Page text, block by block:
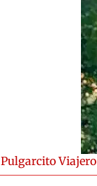
Pulgarcito Viajero